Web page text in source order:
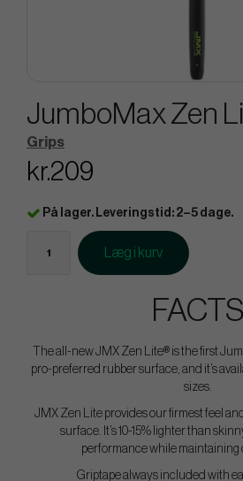
JumboMax Zen
Grips
kr.209
På lager. Leveringstid: 2–5 dage.
Læg i kurv
FACTS
The all-new JMX Zen Lite® is the first
pro-preferred rubber surface, and it’s
sizes.
JMX Zen Lite provides our firmest feel
surface. It’s 10-15% lighter than
performance while maintaining
Griptape always included with